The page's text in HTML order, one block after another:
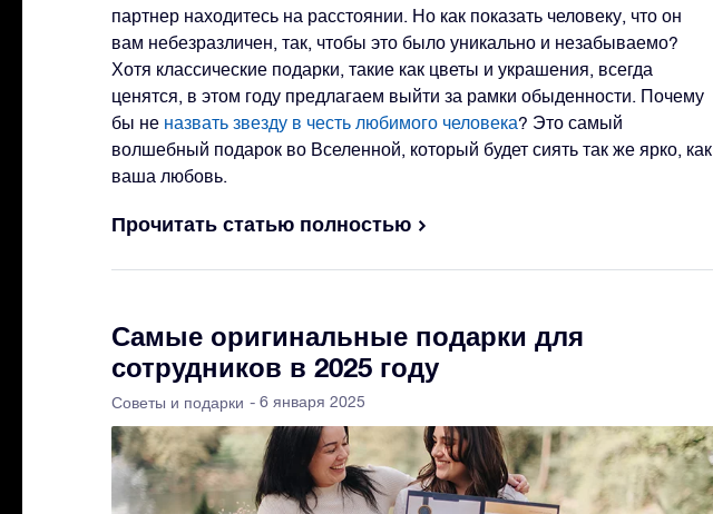
партнер находитесь на расстоянии. Но как показать человеку, что он
вам небезразличен, так, чтобы это было уникально и незабываемо?
Хотя классические подарки, такие как цветы и украшения, всегда
ценятся, в этом году предлагаем выйти за рамки обыденности. Почему
бы не назвать звезду в честь любимого человека? Это самый
волшебный подарок во Вселенной, который будет сиять так же ярко, как
ваша любовь.
Прочитать статью полностью
Самые оригинальные подарки для
сотрудников в 2025 году
Советы и подарки - 6 января 2025